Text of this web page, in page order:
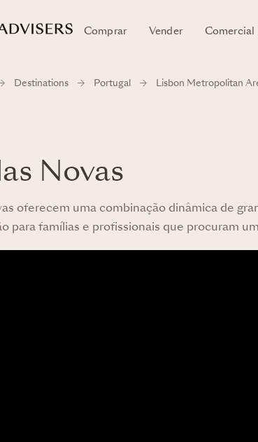
Comprar Vender Comercial
Destinations Portugal Lisbon Metropolitan
Novas
oferecem uma combinação dinâmica de
para famílias e profissionais que procuram